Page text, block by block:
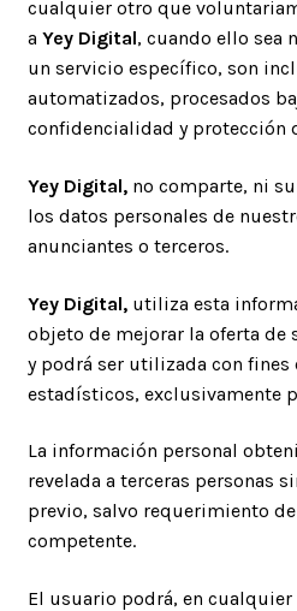
cualquier otro que
a Yey Digital, cuando ello sea
un servicio específico, son
automatizados, procesados
confidencialidad y protección
Yey Digital,no comparte, ni
los datos personales de
anunciantes o terceros.
Yey Digital,utiliza esta
objeto de mejorar la oferta de
y podrá ser utilizada con fines
estadísticos, exclusivamente
La información personal
revelada a terceras personas
previo, salvo requerimiento
competente.
El usuario podrá, en